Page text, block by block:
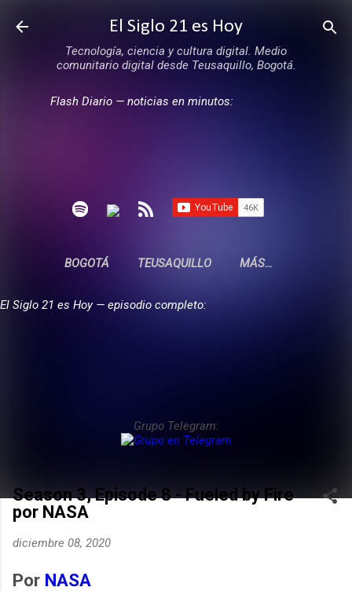
Ir al contenido principal
El Siglo 21 es Hoy
Tecnología, ciencia y cultura digital. Medio
comunitario digital desde Teusaquillo, Bogotá.
Flash Diario — noticias en minutos:
BOGOTÁ TEUSAQUILLO MÁS…
El Siglo 21 es Hoy — episodio completo:
Grupo Telegram:
Season 3, Episode 8 - Fueled by Fire
por NASA
diciembre 08, 2020
Por NASA